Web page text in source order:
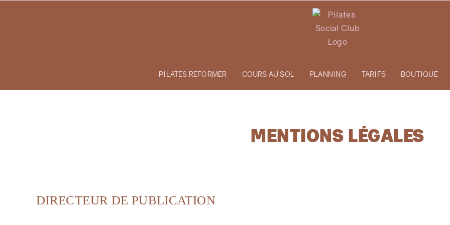
PILATES REFORMER COURS AU SOL PLANNING TARIFS BOUTIQUE
MENTIONS LÉGALES
DIRECTEUR DE PUBLICATION